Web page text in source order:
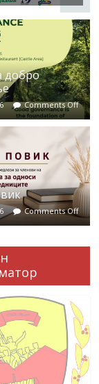
добро
Comments Off
Comments Off